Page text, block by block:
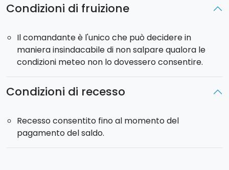
Condizioni di fruizione
Il comandante è l'unico che può decidere in
maniera insindacabile di non salpare qualora le
condizioni meteo non lo dovessero consentire.
Condizioni di recesso
Recesso consentito fino al momento del
pagamento del saldo.